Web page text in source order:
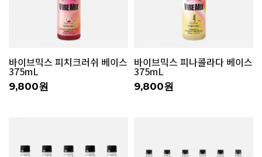
바이브믹스 피치크러쉬 베이스
375mL
9,800원
바이브믹스 피나콜라다 베이스
375mL
9,800원